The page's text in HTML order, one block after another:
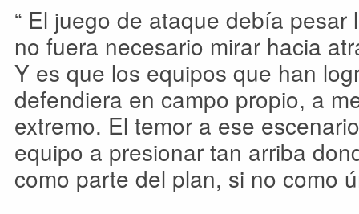
“ El juego de ataque debía
no fuera necesario mirar hacia
Y es que los equipos que han
defendiera en campo propio, a
extremo. El temor a ese
equipo a presionar tan arriba
como parte del plan, si no como